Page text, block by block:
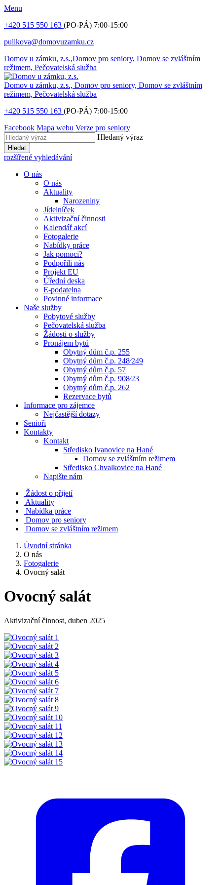
Menu
+420 515 550 163 (PO-PÁ) 7:00-15:00
pulikova@domovuzamku.cz
Domov u zámku, z.s.,Domov pro seniory, Domov se zvláštním
režimem, Pečovatelská služba
Domov u zámku, z.s., Domov pro seniory, Domov se zvláštním
režimem, Pečovatelská služba
+420 515 550 163 (PO-PÁ) 7:00-15:00
Facebook Mapa webu Verze pro seniory
Hledaný výraz
Hledat
rozšířené vyhledávání
O nás
O nás
Aktuality
Narozeniny
Jídelníček
Aktivizační činnosti
Kalendář akcí
Fotogalerie
Nabídky práce
Jak pomoci?
Podpořili nás
Projekt EU
Úřední deska
E-podatelna
Povinné informace
Naše služby
Pobytové služby
Pečovatelská služba
Žádosti o služby
Pronájem bytů
Obytný dům č.p. 255
Obytný dům č.p. 248⁄249
Obytný dům č.p. 57
Obytný dům č.p. 908⁄23
Obytný dům č.p. 262
Rezervace bytů
Informace pro zájemce
Nejčastější dotazy
Senioři
Kontakty
Kontakt
Středisko Ivanovice na Hané
Domov se zvláštním režimem
Středisko Chvalkovice na Hané
Napište nám
Žádost o přijetí
Aktuality
Nabídka práce
Domov pro seniory
Domov se zvláštním režimem
Úvodní stránka
O nás
Fotogalerie
Ovocný salát
Ovocný salát
Aktivizační činnost, duben 2025